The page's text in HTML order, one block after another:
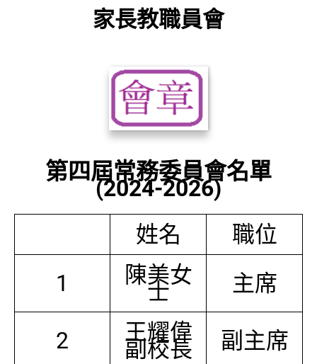
家長教職員會
第四屆常務委員會名單
(2024-2026)
姓名
職位
1
陳美女
士 主席
2 王耀偉
副校長 副主席